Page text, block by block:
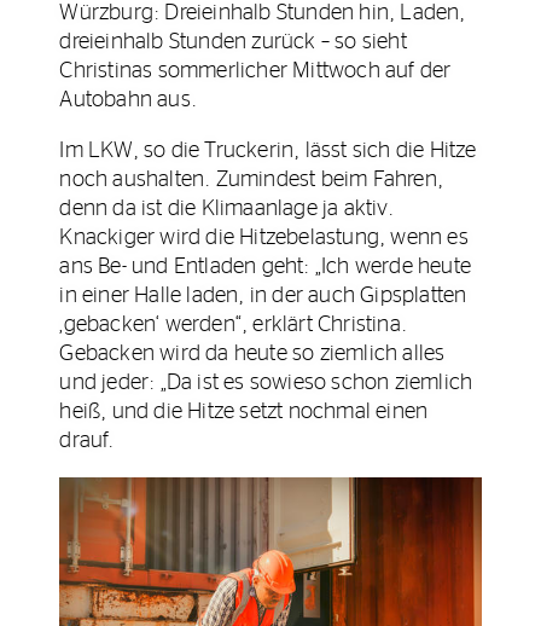
Würzburg: Dreieinhalb Stunden hin, Laden,
dreieinhalb Stunden zurück – so sieht
Christinas sommerlicher Mittwoch auf der
Autobahn aus.
Im LKW, so die Truckerin, lässt sich die Hitze
noch aushalten. Zumindest beim Fahren,
denn da ist die Klimaanlage ja aktiv.
Knackiger wird die Hitzebelastung, wenn es
ans Be- und Entladen geht: „Ich werde heute
in einer Halle laden, in der auch Gipsplatten
‚gebacken‘ werden“, erklärt Christina.
Gebacken wird da heute so ziemlich alles
und jeder: „Da ist es sowieso schon ziemlich
heiß, und die Hitze setzt nochmal einen
drauf.